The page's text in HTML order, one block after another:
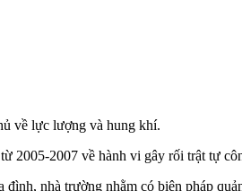
về lực lượng và hung khí.
2005-2007 về hành vi gây rối trật tự
nhà trường nhằm có biện pháp